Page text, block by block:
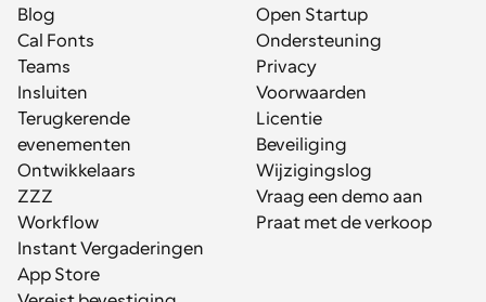
Blog
Cal Fonts
Teams
Insluiten
Terugkerende
evenementen
Ontwikkelaars
ZZZ
Workflow
Instant Vergaderingen
App Store
Open Startup
Ondersteuning
Privacy
Voorwaarden
Licentie
Beveiliging
Wijzigingslog
Vraag een demo aan
Praat met de verkoop